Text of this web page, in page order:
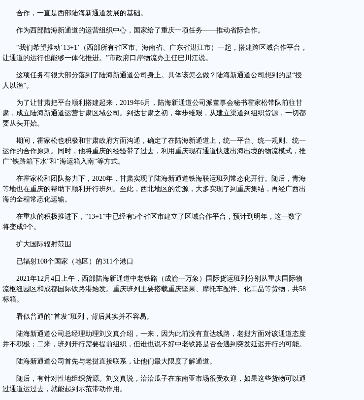
合作，一直是西部陆海新通道发展的基础。
作为西部陆海新通道的运营组织中心，国家给了重庆一项任务——推动省际合作。
“我们希望推动‘13+1’（西部所有省区市、海南省、广东省湛江市）一起，搭建跨区域合作平台，
让通道的运行也能够一体化推进。”市政府口岸物流办主任巴川江说。
这项任务有很大部分落到了陆海新通道公司身上。具体该怎么做？陆海新通道公司想到的是“授
人以渔”。
为了让甘肃把平台顺利搭建起来，2019年6月，陆海新通道公司派董事会秘书霍家松带队前往甘
肃，成立陆海新通道运营甘肃区域公司。到达甘肃之初，举步维艰，从建立渠道到组织货源，一切都
要从头开始。
期间，霍家松也积极和甘肃政府方面沟通，确定了在陆海新通道上，统一平台、统一规则、统一
运作的合作原则。同时，他将重庆的经验带了过去，利用重庆现有通道快速出海出境的物流模式，推
广“铁路箱下水”和“海运箱入南”等方式。
在霍家松和团队努力下，2020年，甘肃实现了陆海新通道铁海联运班列常态化开行。随后，青海
等地也在重庆的帮助下顺利开行班列。至此，西北地区的货源，大多实现了到重庆集结，再经广西出
海的全程常态化运输。
在重庆的积极推进下，“13+1”中已经有5个省区市建立了区域合作平台，预计到明年，这一数字
将变成9个。
扩大国际辐射范围
已辐射108个国家（地区）的311个港口
2021年12月4日上午，西部陆海新通道中老铁路（成渝一万象）国际货运班列分别从重庆国际物
流枢纽园区和成都国际铁路港始发。重庆班列主要搭载重庆坚果、摩托车配件、化工品等货物，共58
标箱。
看似普通的“首发”班列，背后其实并不容易。
陆海新通道公司总经理助理刘义真介绍，一来，因为此前没有直达线路，老挝方面对该通道态度
并不积极；二来，班列开行需要提前组织，但谁也说不好中老铁路是否会遇到突发延迟开行的可能。
陆海新通道公司首先与老挝直接联系，让他们最大限度了解通道。
随后，有针对性地组织货源。刘义真说，洽洽瓜子在东南亚市场很受欢迎，如果这些货物可以通
过通道运过去，就能起到示范带动作用。